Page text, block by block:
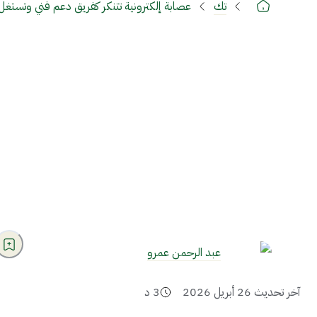
تك عصابة إلكترونية تتنكر كفريق دعم فني
عبد الرحمن عمرو
آخر تحديث 26 أبريل 2026 3 د